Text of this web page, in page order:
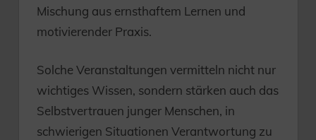
Mischung aus ernsthaftem Lernen und
motivierender Praxis.
Solche Veranstaltungen vermitteln nicht nur
wichtiges Wissen, sondern stärken auch das
Selbstvertrauen junger Menschen, in
schwierigen Situationen Verantwortung zu